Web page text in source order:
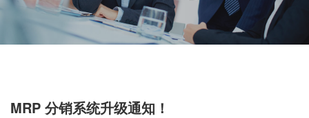
MRP 分销系统升级通知！